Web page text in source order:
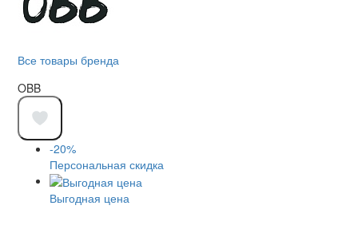
Все товары бренда
OBB
-20%
Персональная скидка
Выгодная цена